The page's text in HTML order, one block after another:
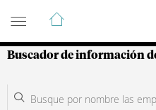
Guía de Empresas
Buscador de información